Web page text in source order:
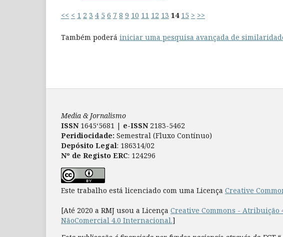
<< < 1 2 3 4 5 6 7 8 9 10 11 12 13 14 15 > >>
Também poderá iniciar uma pesquisa avançada de
Media & Jornalismo
ISSN 1645‘5681 | e-ISSN2183-5462
Peridiocidade: Semestral (Fluxo Contínuo)
Depósito Legal: 186314/02
Nº de Registo ERC: 124296
Este trabalho está licenciado com uma Licença Creative
[Até 2020 a RMJ usou a Licença Creative Commons -
NãoComercial 4.0 Internacional.]